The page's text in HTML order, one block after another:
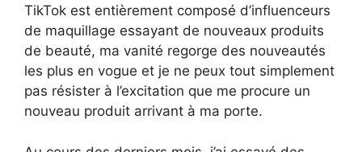
TikTok est entièrement composé d’influenceurs
de maquillage essayant de nouveaux produits
de beauté, ma vanité regorge des nouveautés
les plus en vogue et je ne peux tout simplement
pas résister à l’excitation que me procure un
nouveau produit arrivant à ma porte.